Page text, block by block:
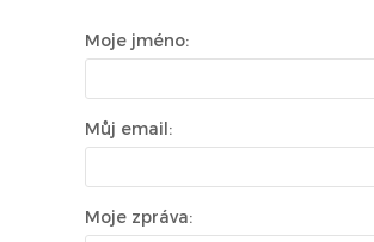
Moje jméno:
Můj email:
Moje zpráva: